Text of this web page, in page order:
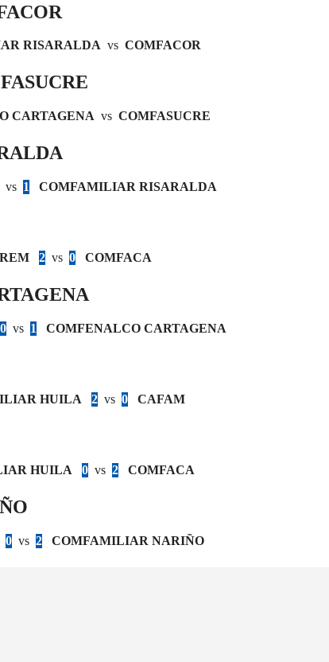
RISARALDA vs COMFACOR
CARTAGENA vs COMFASUCRE
vs 1 COMFAMILIAR RISARALDA
2 vs 0 COMFACA
0 vs 1 COMFENALCO CARTAGENA
HUILA 2 vs 0 CAFAM
HUILA 0 vs 2 COMFACA
0 vs 2 COMFAMILIAR NARIÑO